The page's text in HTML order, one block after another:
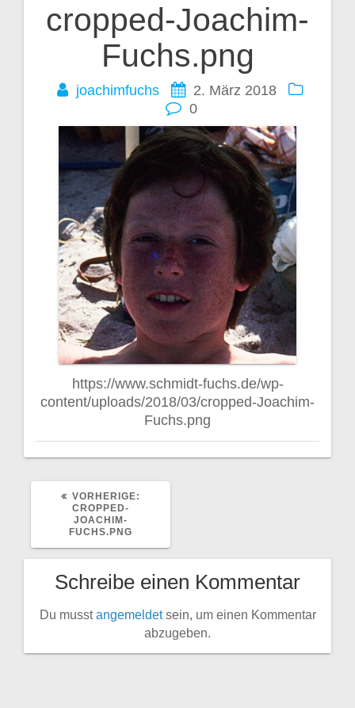
cropped-Joachim-
Fuchs.png
joachimfuchs
2. März 2018
0
https://www.schmidt-fuchs.de/wp-
content/uploads/2018/03/cropped-Joachim-
Fuchs.png
Beitragsnavigation
VORHERIGE:
CROPPED-
JOACHIM-
FUCHS.PNG
Schreibe einen Kommentar
Du musstangemeldetsein, um einen Kommentar
abzugeben.